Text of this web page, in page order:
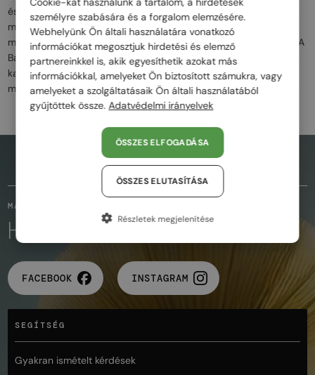
és a geometrikus formák biztosítják a kényelmet és a modern
megjelenést, miközben a márka híres logó- és
monogrammotívumai egyedi karaktert adnak minden darabnak. A
Balenciaga szemüvegek ideálisak azok számára, akik a merész,
karakteres megjelenést és az exkluzív luxust keresik, miközben a
modern stílust képviselik.
AZ OLDAL TETEJÉRE
MARADJUNK KAPCSOLATBAN
KÖVESD A VARÁZSLATOT
FACEBOOK INSTAGRAM
SEGÍTSÉG
Gyakran ismételt kérdések
személyre szabására és a forgalom elemzésére.
Webhelyünk Ön általi használatára vonatkozó
információkat megosztjuk hirdetési és elemző
partnereinkkel is, akik egyesíthetik azokat más
információkkal, amelyeket Ön biztosított számukra, vagy
amelyeket a szolgáltatásaik Ön általi használatából
gyűjtöttek össze. Adatvédelmi irányelvek
ÖSSZES ELFOGADÁSA
ÖSSZES ELUTASÍTÁSA
Részletek megjelenítése